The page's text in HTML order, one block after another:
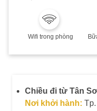
Combo không
Wifi trong phòng
Chiều đi từ Tân
Nơi khởi hành: